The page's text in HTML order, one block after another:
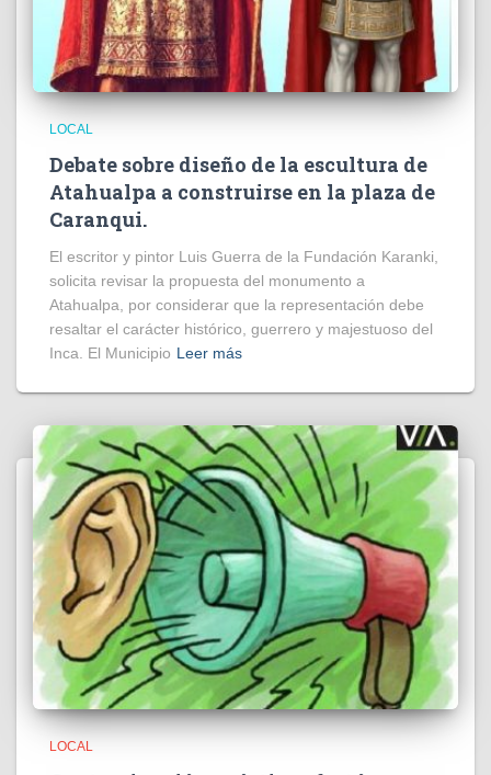
LOCAL
Debate sobre diseño de la escultura de
Atahualpa a construirse en la plaza de
Caranqui.
El escritor y pintor Luis Guerra de la Fundación Karanki,
solicita revisar la propuesta del monumento a
Atahualpa, por considerar que la representación debe
resaltar el carácter histórico, guerrero y majestuoso del
Inca. El Municipio Leer más
LOCAL